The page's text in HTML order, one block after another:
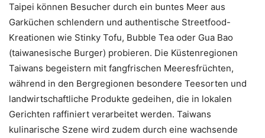
Taipei können Besucher durch ein buntes Meer aus
Garküchen schlendern und authentische Streetfood-
Kreationen wie Stinky Tofu, Bubble Tea oder Gua Bao
(taiwanesische Burger) probieren. Die Küstenregionen
Taiwans begeistern mit fangfrischen Meeresfrüchten,
während in den Bergregionen besondere Teesorten und
landwirtschaftliche Produkte gedeihen, die in lokalen
Gerichten raffiniert verarbeitet werden. Taiwans
kulinarische Szene wird zudem durch eine wachsende